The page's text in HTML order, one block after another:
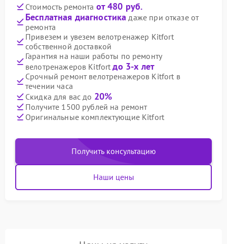
Стоимость ремонта от 480 руб.
Бесплатная диагностика даже при отказе от
ремонта
Привезем и увезем велотренажер Kitfort
собственной доставкой
Гарантия на наши работы по ремонту
велотренажеров Kitfortдо 3-х лет
Срочный ремонт велотренажеров Kitfort в
течении часа
Скидка для вас до 20%
Получите 1500 рублей на ремонт
Оригинальные комплектующие Kitfort
Получить консультацию
Наши цены